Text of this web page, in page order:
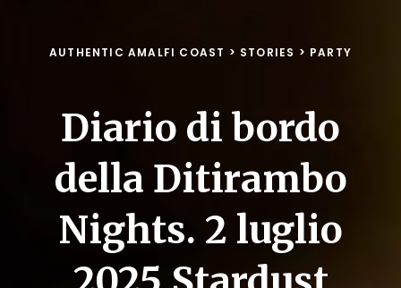
AUTHENTIC AMALFI COAST > STORIES > PARTY
Diario di bordo
della Ditirambo
Nights. 2 luglio